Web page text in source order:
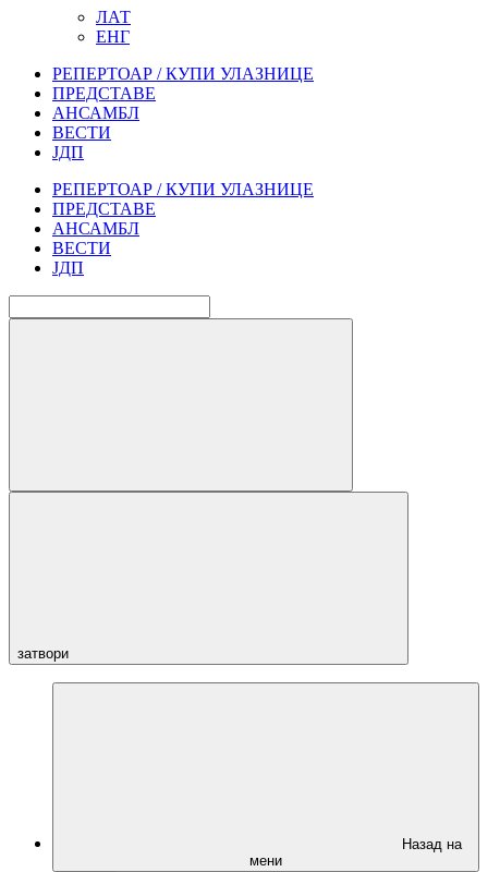
ЛАТ
ЕНГ
РЕПЕРТОАР / КУПИ УЛАЗНИЦЕ
ПРЕДСТАВЕ
АНСАМБЛ
ВЕСТИ
ЈДП
РЕПЕРТОАР / КУПИ УЛАЗНИЦЕ
ПРЕДСТАВЕ
АНСАМБЛ
ВЕСТИ
ЈДП
затвори
Назад на
мени